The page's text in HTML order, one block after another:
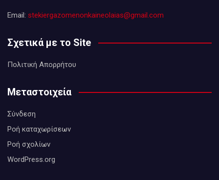
Email: stekiergazomenonkaineolaias@gmail.com
Σχετικά με το Site
Πολιτική Απορρήτου
Μεταστοιχεία
Σύνδεση
Ροή καταχωρίσεων
Ροή σχολίων
WordPress.org